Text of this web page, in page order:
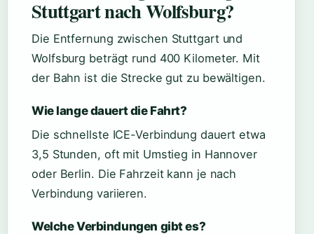
Stuttgart nach Wolfsburg?
Die Entfernung zwischen Stuttgart und
Wolfsburg beträgt rund 400 Kilometer. Mit
der Bahn ist die Strecke gut zu bewältigen.
Wie lange dauert die Fahrt?
Die schnellste ICE-Verbindung dauert etwa
3,5 Stunden, oft mit Umstieg in Hannover
oder Berlin. Die Fahrzeit kann je nach
Verbindung variieren.
Welche Verbindungen gibt es?